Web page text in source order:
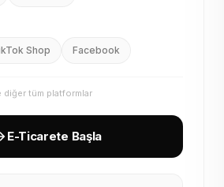
Shop Facebook
diğer tüm platformlar
E-Ticarete Başla